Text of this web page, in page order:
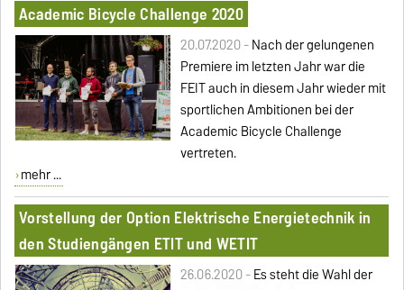
Academic Bicycle Challenge 2020
20.07.2020 -Nach der gelungenen
Premiere im letzten Jahr war die
FEIT auch in diesem Jahr wieder mit
sportlichen Ambitionen bei der
Academic Bicycle Challenge
vertreten.
mehr ...
Vorstellung der Option Elektrische Energietechnik in
den Studiengängen ETIT und WETIT
26.06.2020 -Es steht die Wahl der